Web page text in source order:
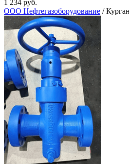
1 234 руб.
ООО Нефтегазоборудование /